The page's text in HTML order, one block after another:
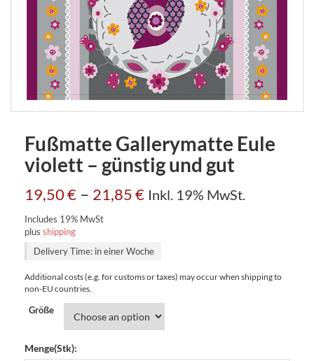
Fußmatte Gallerymatte Eule
violett – günstig und gut
19,50€ – 21,85€ Inkl. 19% MwSt.
Includes 19% MwSt
plus shipping
Delivery Time: in einer Woche
Additional costs (e.g. for customs or taxes) may occur when shipping to
non-EU countries.
Größe
Menge(Stk):